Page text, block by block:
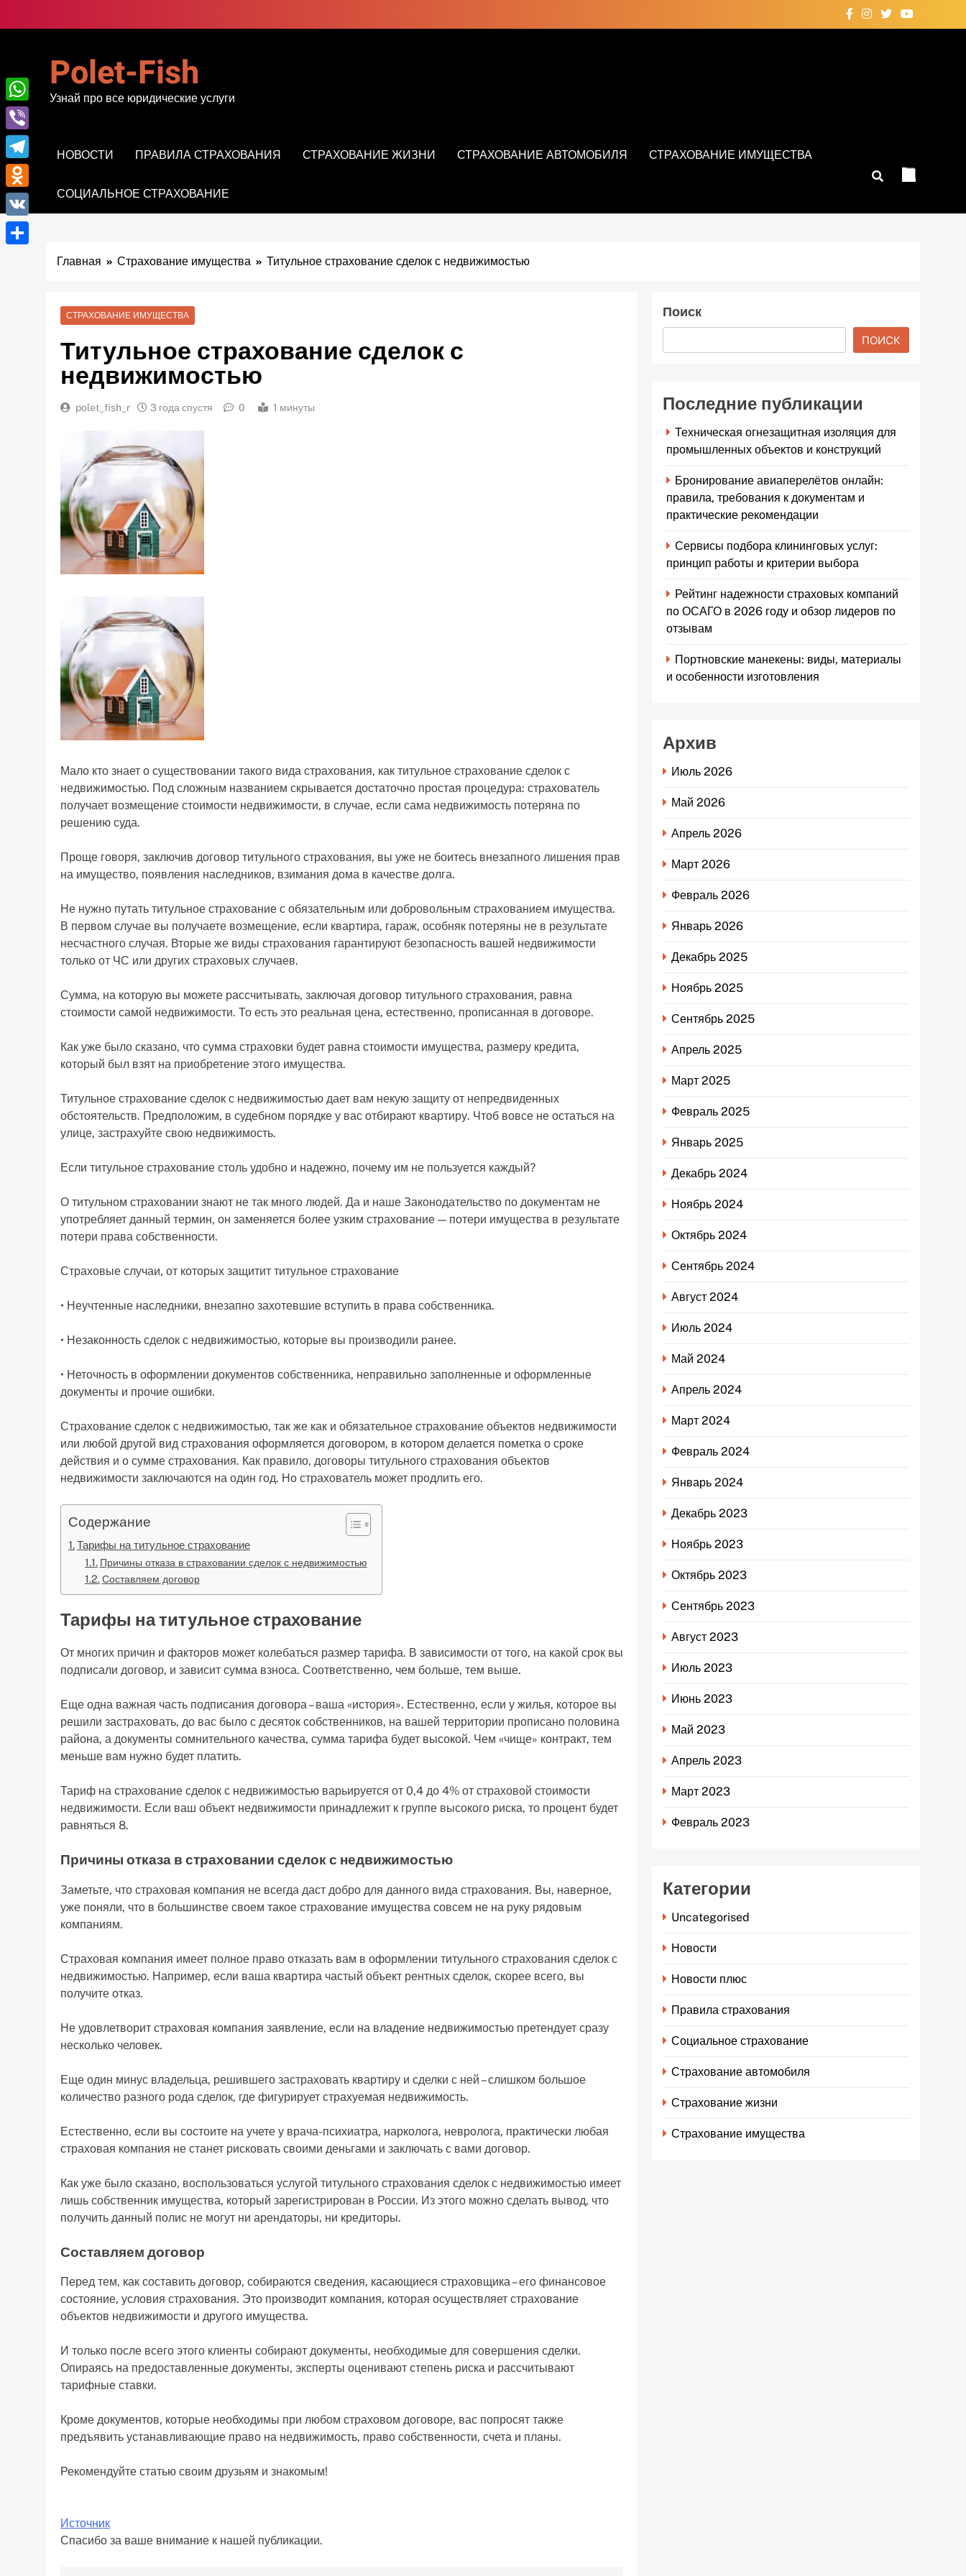
к
Polet-Fish
Узнай про все юридические услуги
НОВОСТИ ПРАВИЛА СТРАХОВАНИЯ СТРАХОВАНИЕ ЖИЗНИ СТРАХОВАНИЕ АВТОМОБИЛЯ СТРАХОВАНИЕ ИМУЩЕСТВА
СОЦИАЛЬНОЕ СТРАХОВАНИЕ
Главная Страхование имущества Титульное страхование сделок с недвижимостью
СТРАХОВАНИЕ ИМУЩЕСТВА
Титульное страхование сделок с
недвижимостью
polet_fish_r 3 года спустя 0 1 минуты
Мало кто знает о существовании такого вида страхования, как титульное страхование сделок с
недвижимостью. Под сложным названием скрывается достаточно простая процедура: страхователь
получает возмещение стоимости недвижимости, в случае, если сама недвижимость потеряна по
решению суда.
Проще говоря, заключив договор титульного страхования, вы уже не боитесь внезапного лишения прав
на имущество, появления наследников, взимания дома в качестве долга.
Не нужно путать титульное страхование с обязательным или добровольным страхованием имущества.
В первом случае вы получаете возмещение, если квартира, гараж, особняк потеряны не в результате
несчастного случая. Вторые же виды страхования гарантируют безопасность вашей недвижимости
только от ЧС или других страховых случаев.
Сумма, на которую вы можете рассчитывать, заключая договор титульного страхования, равна
стоимости самой недвижимости. То есть это реальная цена, естественно, прописанная в договоре.
Как уже было сказано, что сумма страховки будет равна стоимости имущества, размеру кредита,
который был взят на приобретение этого имущества.
Титульное страхование сделок с недвижимостью дает вам некую защиту от непредвиденных
обстоятельств. Предположим, в судебном порядке у вас отбирают квартиру. Чтоб вовсе не остаться на
улице, застрахуйте свою недвижимость.
Если титульное страхование столь удобно и надежно, почему им не пользуется каждый?
О титульном страховании знают не так много людей. Да и наше Законодательство по документам не
употребляет данный термин, он заменяется более узким страхование — потери имущества в результате
потери права собственности.
Страховые случаи, от которых защитит титульное страхование
• Неучтенные наследники, внезапно захотевшие вступить в права собственника.
• Незаконность сделок с недвижимостью, которые вы производили ранее.
• Неточность в оформлении документов собственника, неправильно заполненные и оформленные
документы и прочие ошибки.
Страхование сделок с недвижимостью, так же как и обязательное страхование объектов недвижимости
или любой другой вид страхования оформляется договором, в котором делается пометка о сроке
действия и о сумме страхования. Как правило, договоры титульного страхования объектов
недвижимости заключаются на один год. Но страхователь может продлить его.
Содержание
Тарифы на титульное страхование
Причины отказа в страховании сделок с недвижимостью
Составляем договор
Тарифы на титульное страхование
От многих причин и факторов может колебаться размер тарифа. В зависимости от того, на какой срок вы
подписали договор, и зависит сумма взноса. Соответственно, чем больше, тем выше.
Еще одна важная часть подписания договора – ваша «история». Естественно, если у жилья, которое вы
решили застраховать, до вас было с десяток собственников, на вашей территории прописано половина
района, а документы сомнительного качества, сумма тарифа будет высокой. Чем «чище» контракт, тем
меньше вам нужно будет платить.
Тариф на страхование сделок с недвижимостью варьируется от 0,4 до 4% от страховой стоимости
недвижимости. Если ваш объект недвижимости принадлежит к группе высокого риска, то процент будет
равняться 8.
Причины отказа в страховании сделок с недвижимостью
Заметьте, что страховая компания не всегда даст добро для данного вида страхования. Вы, наверное,
уже поняли, что в большинстве своем такое страхование имущества совсем не на руку рядовым
компаниям.
Страховая компания имеет полное право отказать вам в оформлении титульного страхования сделок с
недвижимостью. Например, если ваша квартира частый объект рентных сделок, скорее всего, вы
получите отказ.
Не удовлетворит страховая компания заявление, если на владение недвижимостью претендует сразу
несколько человек.
Еще один минус владельца, решившего застраховать квартиру и сделки с ней – слишком большое
количество разного рода сделок, где фигурирует страхуемая недвижимость.
Естественно, если вы состоите на учете у врача-психиатра, нарколога, невролога, практически любая
страховая компания не станет рисковать своими деньгами и заключать с вами договор.
Как уже было сказано, воспользоваться услугой титульного страхования сделок с недвижимостью имеет
лишь собственник имущества, который зарегистрирован в России. Из этого можно сделать вывод, что
получить данный полис не могут ни арендаторы, ни кредиторы.
Составляем договор
Перед тем, как составить договор, собираются сведения, касающиеся страховщика – его финансовое
состояние, условия страхования. Это производит компания, которая осуществляет страхование
объектов недвижимости и другого имущества.
И только после всего этого клиенты собирают документы, необходимые для совершения сделки.
Опираясь на предоставленные документы, эксперты оценивают степень риска и рассчитывают
тарифные ставки.
Кроме документов, которые необходимы при любом страховом договоре, вас попросят также
предъявить устанавливающие право на недвижимость, право собственности, счета и планы.
Рекомендуйте статью своим друзьям и знакомым!
Источник
Спасибо за ваше внимание к нашей публикации.
Поиск
ПОИСК
Последние публикации
Техническая огнезащитная изоляция для
промышленных объектов и конструкций
Бронирование авиаперелётов онлайн:
правила, требования к документам и
практические рекомендации
Сервисы подбора клининговых услуг:
принцип работы и критерии выбора
Рейтинг надежности страховых компаний
по ОСАГО в 2026 году и обзор лидеров по
отзывам
Портновские манекены: виды, материалы
и особенности изготовления
Архив
Июль 2026
Май 2026
Апрель 2026
Март 2026
Февраль 2026
Январь 2026
Декабрь 2025
Ноябрь 2025
Сентябрь 2025
Апрель 2025
Март 2025
Февраль 2025
Январь 2025
Декабрь 2024
Ноябрь 2024
Октябрь 2024
Сентябрь 2024
Август 2024
Июль 2024
Май 2024
Апрель 2024
Март 2024
Февраль 2024
Январь 2024
Декабрь 2023
Ноябрь 2023
Октябрь 2023
Сентябрь 2023
Август 2023
Июль 2023
Июнь 2023
Май 2023
Апрель 2023
Март 2023
Февраль 2023
Категории
Uncategorised
Новости
Новости плюс
Правила страхования
Социальное страхование
Страхование автомобиля
Страхование жизни
Страхование имущества
WhatsApp
Viber
Telegram
Odnoklassniki
VK
Отправить